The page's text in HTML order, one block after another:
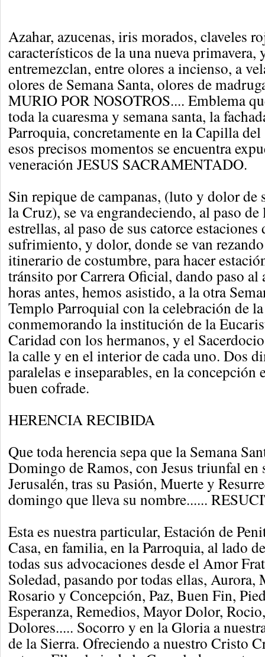
Azahar, azucenas, iris morados, claveles
característicos de la una nueva primavera,
entremezclan, entre olores a incienso, a
olores de Semana Santa, olores de
MURIO POR NOSOTROS.... Emblema
toda la cuaresma y semana santa, la
Parroquia, concretamente en la Capilla
esos precisos momentos se encuentra
veneración JESUS SACRAMENTADO.
Sin repique de campanas, (luto y dolor de
la Cruz), se va engrandeciendo, al paso
estrellas, al paso de sus catorce
sufrimiento, y dolor, donde se van
itinerario de costumbre, para hacer
tránsito por Carrera Oficial, dando paso al
horas antes, hemos asistido, a la otra
Templo Parroquial con la celebración de
conmemorando la institución de la
Caridad con los hermanos, y el
la calle y en el interior de cada uno. Dos
paralelas e inseparables, en la concepción
buen cofrade.
HERENCIA RECIBIDA
Que toda herencia sepa que la Semana
Domingo de Ramos, con Jesus triunfal en
Jerusalén, tras su Pasión, Muerte y
domingo que lleva su nombre......
Esta es nuestra particular, Estación de
Casa, en familia, en la Parroquia, al lado
todas sus advocaciones desde el Amor
Soledad, pasando por todas ellas, Aurora,
Rosario y Concepción, Paz, Buen Fin,
Esperanza, Remedios, Mayor Dolor,
Dolores..... Socorro y en la Gloria a
de la Sierra. Ofreciendo a nuestro Cristo